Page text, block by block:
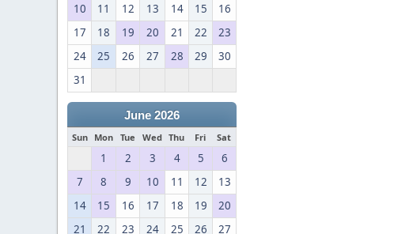
10
11 12 13 14 15
16
17
18 19 20 21 22
23
24
25 26 27 28 29
30
31
June 2026
Sun Mon Tue Wed Thu Fri Sat
1 2 3 4 5
6
7
8 9 10 11 12
13
14
15 16 17 18 19
20
21
22 23 24 25 26 27